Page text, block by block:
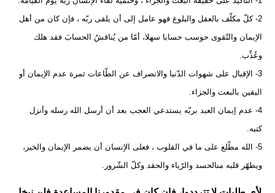
2- كلّ مكلّف بالعقل والبلوغ فهو عامل إلى أن يلقى ربّه ، فإن كان من أهل
الإيمان والتّقوى حوسب حسابا سهلا، أمّا من يُناقشُ الحسابَ فقد هلك
وعُذِّب.
3- الإقبال على شهوات الدّنيا والانصراف عن الطّاعات ثمرة عدم الإيمان أو
اليقين بالبعث والجزاء.
4- عدم إيمان العبد بربّه يستدعي العجب بعد أن أرسل الله رسله وأنزل
كتبه.
5- الله مطّلع على ما في القلوب ، فعلى الإنسان أن يضمر الإيمان والخير،
ويطهّر قلبه منالحسد والرّياء والحقد وكلّ الشّرور.